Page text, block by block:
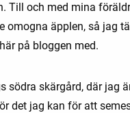
Till och med mina
omogna äpplen, så jag
på bloggen med.
södra skärgård, där jag
det jag kan för att